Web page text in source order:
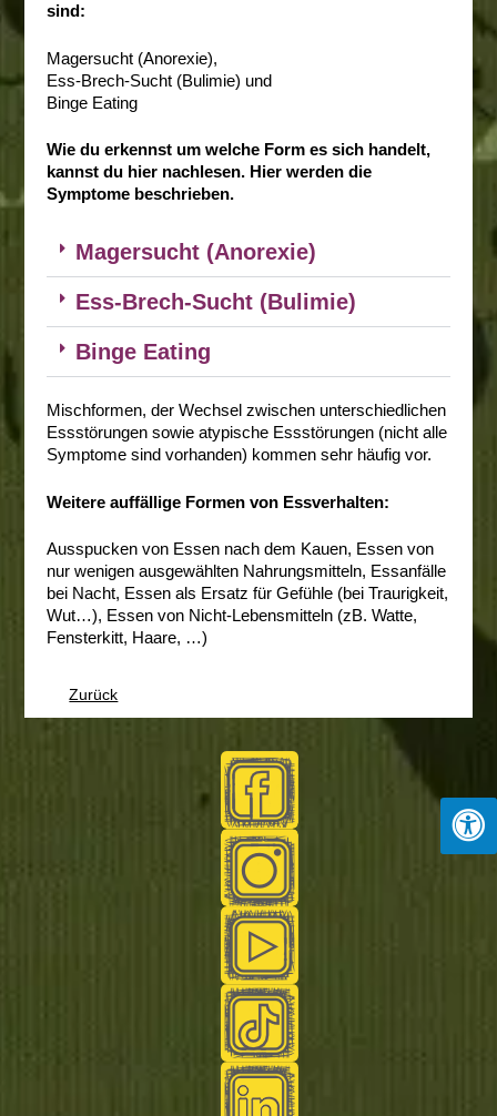
sind:
Magersucht (Anorexie),
Ess-Brech-Sucht (Bulimie) und
Binge Eating
Wie du erkennst um welche Form es sich handelt,
kannst du hier nachlesen. Hier werden die
Symptome beschrieben.
Magersucht (Anorexie)
Ess-Brech-Sucht (Bulimie)
Binge Eating
Mischformen, der Wechsel zwischen unterschiedlichen
Essstörungen sowie atypische Essstörungen (nicht alle
Symptome sind vorhanden) kommen sehr häufig vor.
Weitere auffällige Formen von Essverhalten:
Ausspucken von Essen nach dem Kauen, Essen von
nur wenigen ausgewählten Nahrungsmitteln, Essanfälle
bei Nacht, Essen als Ersatz für Gefühle (bei Traurigkeit,
Wut…), Essen von Nicht-Lebensmitteln (zB. Watte,
Fensterkitt, Haare, …)
Zurück